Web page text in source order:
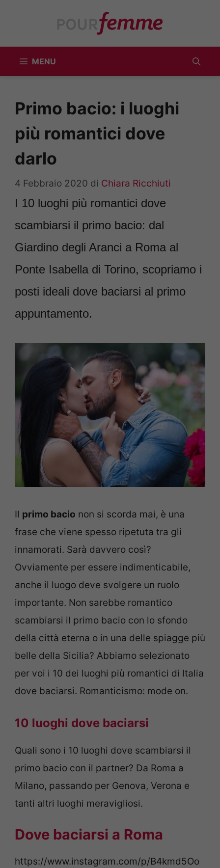
MENU
Primo bacio: i luoghi
più romantici dove
darlo
4 Febbraio 2020 di Chiara Ricchiuti
I 10 luoghi più romantici dove
scambiarsi il primo bacio: dal
Giardino degli Aranci a Roma al
Ponte Isabella di Torino, scopriamo i
posti ideali dove baciarsi al primo
appuntamento.
Il primo bacio non si scorda mai, è una
frase che viene spesso ripetuta tra gli
innamorati. Sarà davvero così?
Ovviamente per essere indimenticabile,
anche il luogo deve svolgere un ruolo
importante. Non sarebbe romantico
scambiarsi il primo bacio con lo sfondo
della città eterna o in una delle spiagge più
belle della Sicilia? Abbiamo selezionato
per voi i 10 dei luoghi più romantici di Italia
dove baciarsi. Romanticismo: mode on.
10 luoghi dove baciarsi
Quali sono i 10 luoghi dove scambiarsi il
primo bacio con il partner? Da Roma a
Milano, passando per Genova, Verona e
tanti altri luoghi meravigliosi.
Dove baciarsi a Roma
https://www.instagram.com/p/B4kmd5Oo